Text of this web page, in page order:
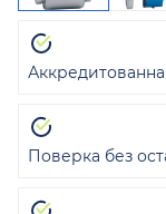
Поверка без